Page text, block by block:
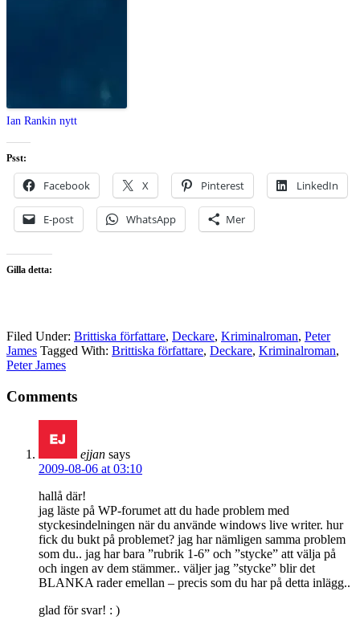
Ian Rankin nytt
Psst:
Facebook X Pinterest LinkedIn
E-post WhatsApp Mer
Gilla detta:
Filed Under: Brittiska författare, Deckare, Kriminalroman, Peter
James Tagged With: Brittiska författare, Deckare, Kriminalroman,
Peter James
Comments
ejjan says
2009-08-06 at 03:10
hallå där!
jag läste på WP-forumet att du hade problem med
styckesindelningen när du använde windows live writer. hur
fick du bukt på problemet? jag har nämligen samma problem
som du.. jag har bara ”rubrik 1-6” och ”stycke” att välja på
och ingen av dem stämmer.. väljer jag ”stycke” blir det
BLANKA rader emellan – precis som du har på detta inlägg..
glad för svar! : )